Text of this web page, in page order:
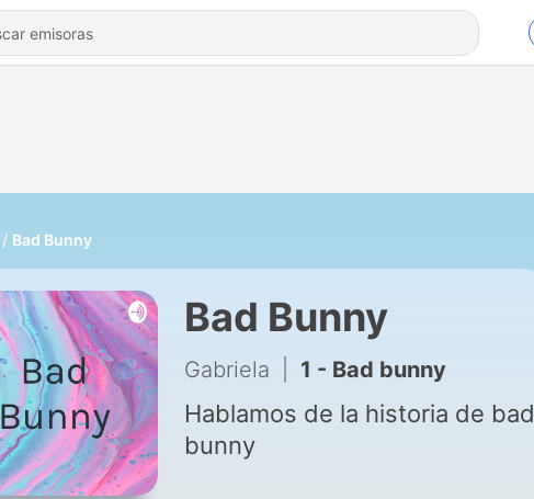
Bad Bunny
Bad Bunny
Gabriela 1 - Bad bunny
Hablamos de la historia de bad
bunny